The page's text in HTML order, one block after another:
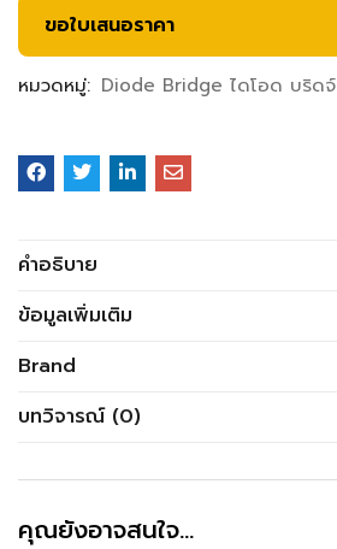
ขอใบเสนอราคา
หมวดหมู่: Diode Bridge ไดโอด บริดจ์
คำอธิบาย
ข้อมูลเพิ่มเติม
Brand
บทวิจารณ์ (0)
คุณยังอาจสนใจ…